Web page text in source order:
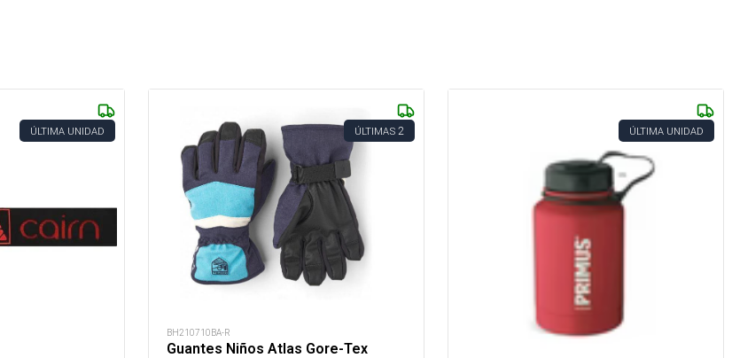
ÚLTIMA UNIDAD ÚLTIMAS 2
BH210710BA-R
Guantes Niños Atlas Gore-Tex
ÚLTIMA UNIDAD